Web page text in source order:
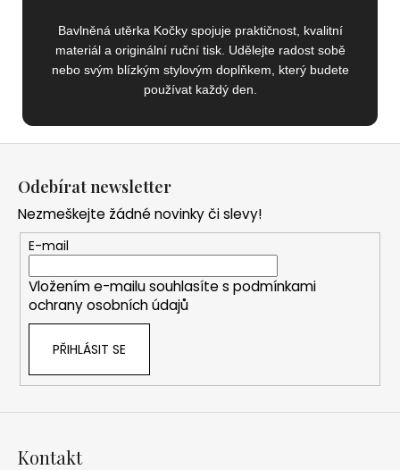
Bavlněná utěrka Kočky spojuje praktičnost, kvalitní
materiál a originální ruční tisk. Udělejte radost sobě
nebo svým blízkým stylovým doplňkem, který budete
používat každý den.
Odebírat newsletter
Nezmeškejte žádné novinky či slevy!
E-mail
Vložením e-mailu souhlasíte s podmínkami
ochrany osobních údajů
PŘIHLÁSIT SE
Kontakt